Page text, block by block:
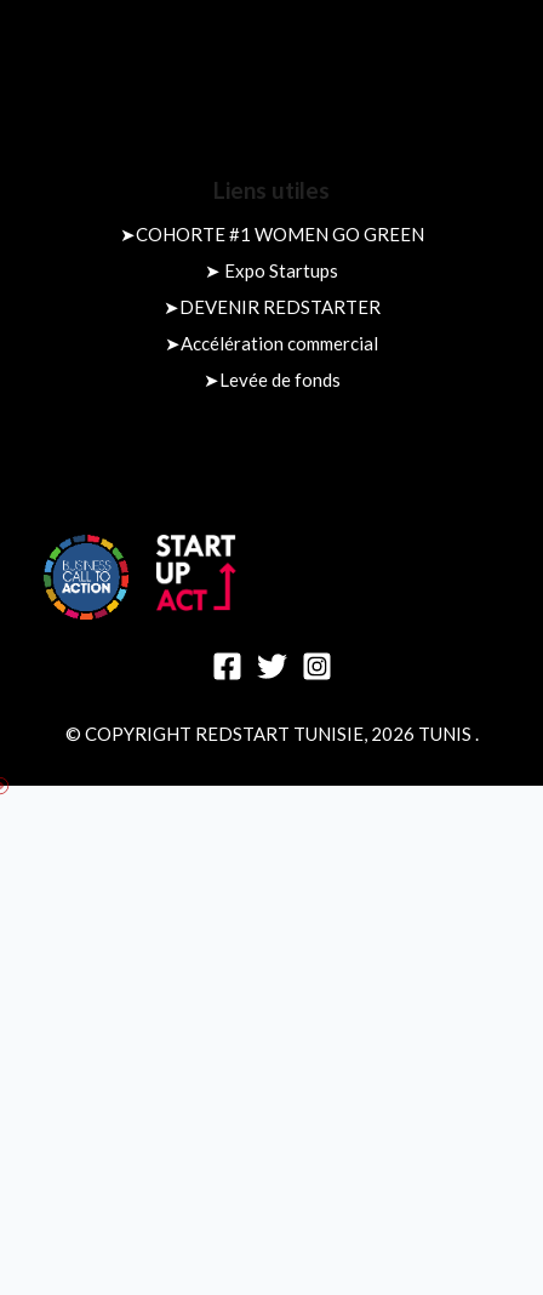
Liens utiles
➤COHORTE #1 WOMEN GO GREEN
➤ Expo Startups
➤DEVENIR REDSTARTER
➤Accélération commercial
➤Levée de fonds​
© COPYRIGHT REDSTART TUNISIE, 2026 TUNIS .